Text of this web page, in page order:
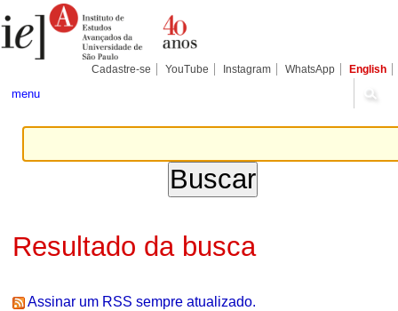
para
conteúdo.
Pessoais
Cadastre-se YouTube Instagram WhatsApp English
menu
Resultado da busca
Assinar um RSS sempre atualizado.